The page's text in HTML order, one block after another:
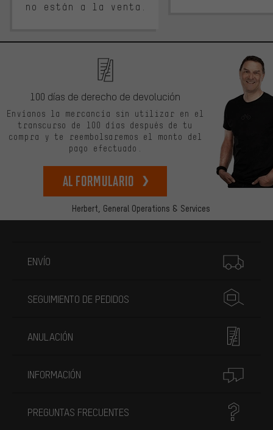
no están a la venta.
Herbert, General Operations & Services
100 días de derecho de devolución
Envíanos la mercancía sin utilizar en el
transcurso de 100 días después de tu
compra y te reembolsaremos el monto del
pago efectuado.
Al formulario
ENVÍO
SEGUIMIENTO DE PEDIDOS
ANULACIÓN
INFORMACIÓN
PREGUNTAS FRECUENTES